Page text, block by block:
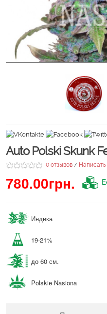
Auto Polski Skunk
0 отзывов / Написать
780.00грн.
Индика
19-21%
до 60 см.
Polskie Nasiona